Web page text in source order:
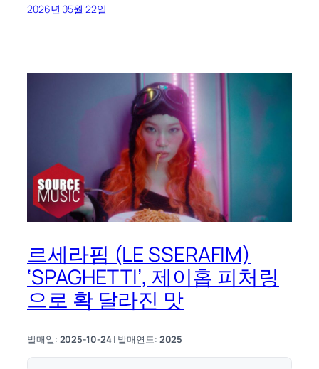
2026년 05월 22일
르세라핌 (LE SSERAFIM)
‘SPAGHETTI’, 제이홉 피처링
으로 확 달라진 맛
발매일: 2025-10-24| 발매연도: 2025